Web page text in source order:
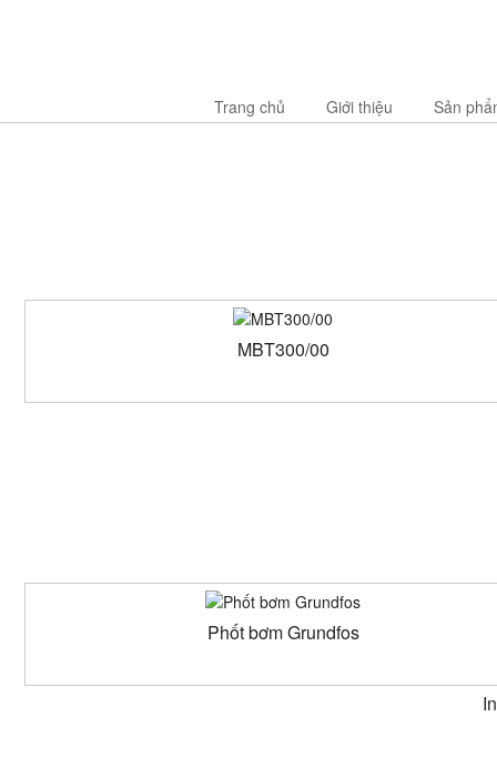
Trang chủ Giới thiệu Sản
MBT300/00
Phốt bơm Grundfos